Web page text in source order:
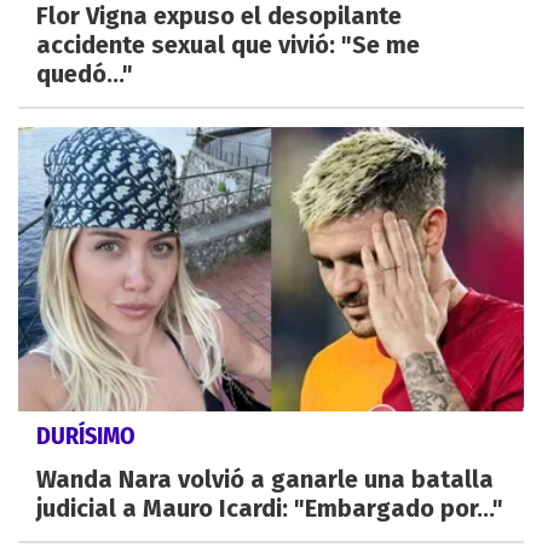
Flor Vigna expuso el desopilante
accidente sexual que vivió: "Se me
quedó..."
DURÍSIMO
Wanda Nara volvió a ganarle una batalla
judicial a Mauro Icardi: "Embargado por..."